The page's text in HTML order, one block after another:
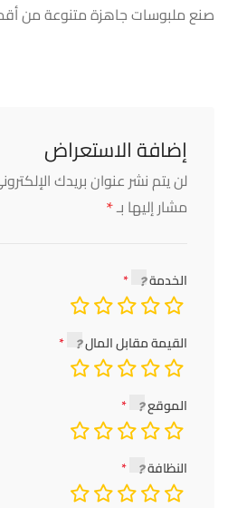
صنع ملبوسات جاهزة متنوعة من
إضافة الاستعراض
لن يتم نشر عنوان بريدك
مشار إليها بـ*
الخدمة
القيمة مقابل المال
الموقع
النظافة